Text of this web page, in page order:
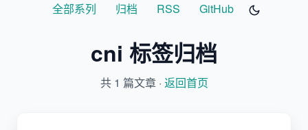
全部系列 归档 RSS GitHub
cni 标签归档
共 1 篇文章 · 返回首页